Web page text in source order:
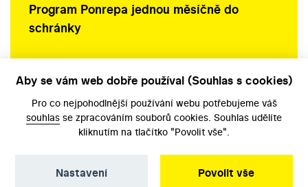
Program Ponrepa jednou měsíčně do
schránky
Aby se vám web dobře používal (Souhlas s cookies)
Pro co nejpohodlnější používání webu potřebujeme váš
souhlas se zpracováním souborů cookies. Souhlas udělíte
kliknutím na tlačítko "Povolit vše".
Povolit vše
Nastavení